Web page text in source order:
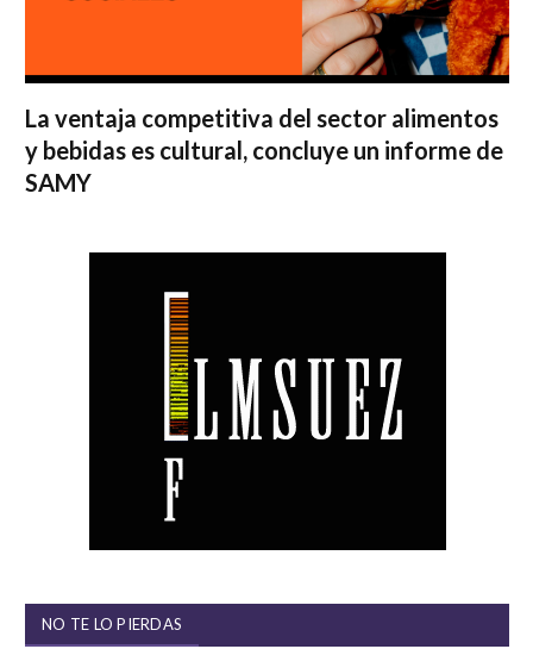
La ventaja competitiva del sector alimentos
y bebidas es cultural, concluye un informe de
SAMY
NO TE LO PIERDAS